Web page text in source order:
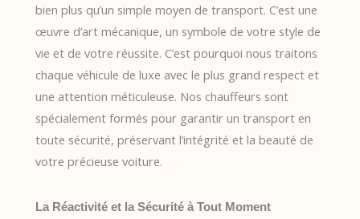
bien plus qu’un simple moyen de transport. C’est une
œuvre d’art mécanique, un symbole de votre style de
vie et de votre réussite. C’est pourquoi nous traitons
chaque véhicule de luxe avec le plus grand respect et
une attention méticuleuse. Nos chauffeurs sont
spécialement formés pour garantir un transport en
toute sécurité, préservant l’intégrité et la beauté de
votre précieuse voiture.
La Réactivité et la Sécurité à Tout Moment